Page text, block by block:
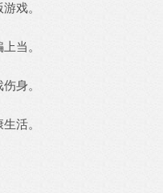
戏。
当。
身。
活。